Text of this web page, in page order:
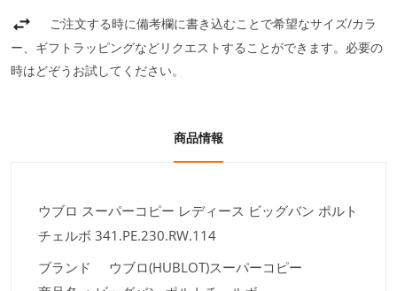
ご注文する時に備考欄に書き込むことで希望なサイズ/カラ
ー、ギフトラッピングなどリクエストすることができます。必要の
時はどぞうお試してください。
商品情報
ウブロ スーパーコピー レディース ビッグバン ポルト
チェルボ 341.PE.230.RW.114
ブランド ウブロ(HUBLOT)スーパーコピー